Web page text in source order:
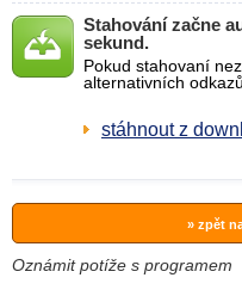
Stahování začne
sekund.
Pokud stahovaní
alternativních
stáhnout z
» zpět
Oznámit potíže s programem